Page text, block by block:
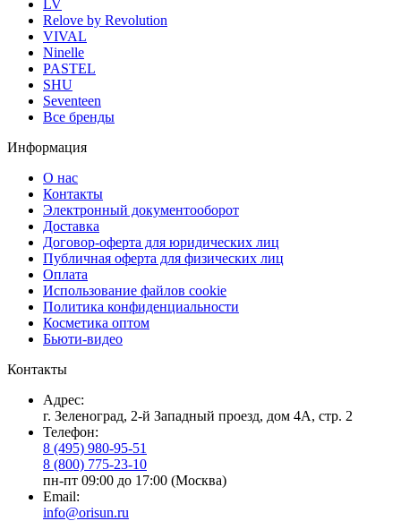
LV
Relove by Revolution
VIVAL
Ninelle
PASTEL
SHU
Seventeen
Все бренды
Информация
О нас
Контакты
Электронный документооборот
Доставка
Договор-оферта для юридических лиц
Публичная оферта для физических лиц
Оплата
Использование файлов cookie
Политика конфиденциальности
Косметика оптом
Бьюти-видео
Контакты
Адрес:
г. Зеленоград, 2-й Западный проезд, дом 4А, стр. 2
Телефон:
8 (495) 980-95-51
8 (800) 775-23-10
пн-пт 09:00 до 17:00 (Москва)
Email:
info@orisun.ru